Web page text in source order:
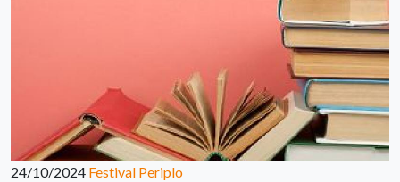
24/10/2024 Festival Periplo